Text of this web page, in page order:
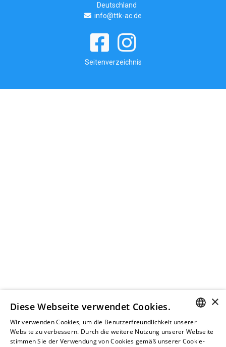
Deutschland
info@ttk-ac.de
Seitenverzeichnis
GERMAN
×
Diese Webseite verwendet Cookies.
Wir verwenden Cookies, um die Benutzerfreundlichkeit unserer
Website zu verbessern. Durch die weitere Nutzung unserer Webseite
stimmen Sie der Verwendung von Cookies gemäß unserer Cookie-